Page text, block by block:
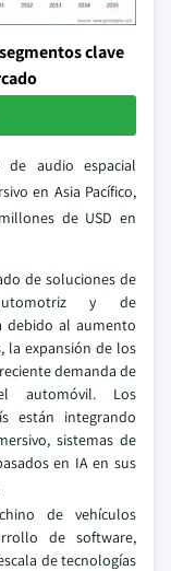
clave
audio espacial
en Asia Pacífico,
de USD en
de soluciones de
y de
debido al aumento
la expansión de los
demanda de
automóvil. Los
están integrando
sistemas de
en IA en sus
de vehículos
de software,
de tecnologías